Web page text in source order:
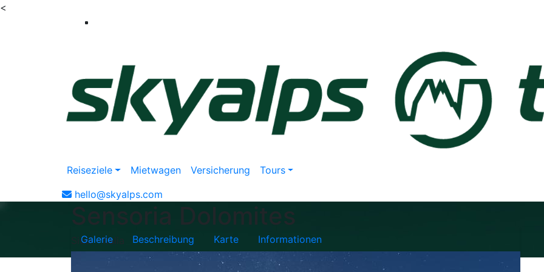
<
Reiseziele Mietwagen Versicherung
Tours
hello@skyalps.com
Sensoria Dolomites
Siusi - Italia
Galerie Beschreibung Karte Informationen